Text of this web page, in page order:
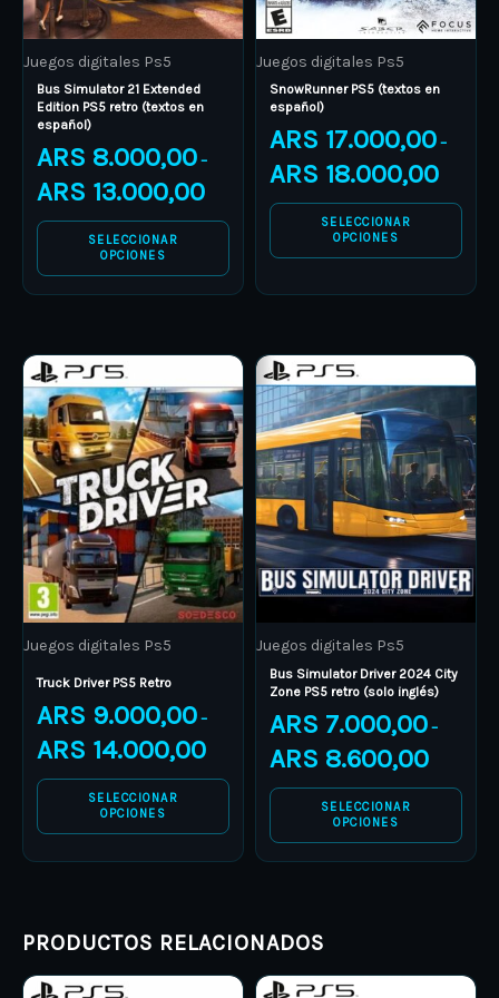
Juegos digitales Ps5
Bus Simulator 21 Extended
Edition PS5 retro (textos en
español)
ARS 8.000,00 –
ARS 13.000,00
SELECCIONAR
OPCIONES
be
chosen
on
the
product
page
Juegos digitales Ps5
SnowRunner PS5 (textos en
español)
ARS 17.000,00 –
ARS 18.000,00
SELECCIONAR
OPCIONES
be
chosen
on
the
product
Juegos digitales Ps5
Truck Driver PS5 Retro
ARS 9.000,00 –
ARS 14.000,00
ARS 9.000,00
through
ARS 14.000,00
SELECCIONAR
OPCIONES
This
product
has
multiple
variants.
The
options
may
be
chosen
on
the
product
page
Juegos digitales Ps5
Bus Simulator Driver 2024 City
Zone PS5 retro (solo inglés)
ARS 7.000,00 –
ARS 8.600,00
through
ARS
SELECCIONAR
OPCIONES
This
product
has
multiple
variants.
The
options
may
be
chosen
on
the
page
PRODUCTOS RELACIONADOS
This
Price
This